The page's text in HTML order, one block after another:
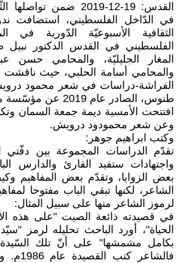
القدس: 19-12-2019 ضمن
في الدّاخل الفلسطيني، استضافت
الثقافية الأسبوعيّة الدّورية في
الفلسطيني في القدس الدكتور
المغار الجليليّة، والمحامي حسن
والمحامي أسامة الحلبي، حيث ناقشت
الفراشة-دراسات في شعر محمود
طنوس، الصادر عام 2019 عن مؤسّسة محمود درويش.
افتتحت الأمسية ديمة جمعة السمان
وعن شعر محمودود درويش.
وكتب ابراهيم جوهر:
تقدّم الدراسات المجموعة بين دفّتي
واجتهادات ستفيد القارئ والدارس
بعض الزوايا، وتقدّم بعض المفاهيم
الشاعر، لكنها تبقي الباب مفتوحا
لرموز الشاعر منها على سبيل المثال:
في قصيدته ذائعة الصيت "على هذه
الحياة"، أورد الباحث تحليله لرمز
بكامل مشمشها" على أنّ تلك
فالشاعر